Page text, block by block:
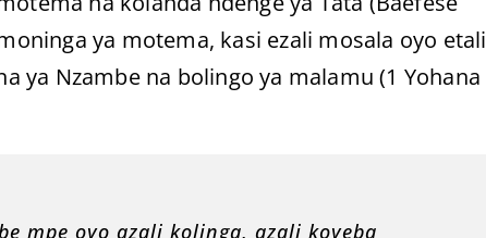
ya motema, kasi ezali mosala oyo etali
ya Nzambe na bolingo ya malamu (1 Yohana
mpe oyo azali kolinga, azali koyeba